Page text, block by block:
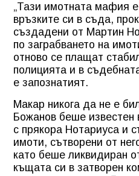
„Тази имотната мафия
връзките си в съда,
създадени от Мартин
по заграбването на
отново се плащат
полицията и в
е запознатият.
Макар никога да не е
Божанов беше известен
с прякора Нотариуса и
имоти, сътворени от
като беше ликвидиран
къщата си в затворен